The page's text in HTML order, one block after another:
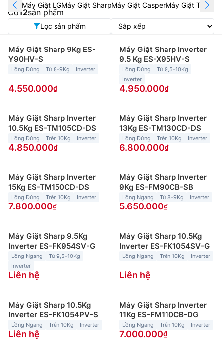
Máy Giặt LGMáy Giặt SharpMáy Giặt CasperMáy Giặt Toshiba
Có 12sản phẩm
Lọc sản phẩm
Máy Giặt Sharp 9Kg ES-
Y90HV-S
Lồng Đứng Từ 8-9Kg Inverter
4.550.000
Máy Giặt Sharp Inverter
9.5 Kg ES-X95HV-S
Lồng Đứng
Từ 9,5-10Kg
Inverter
4.950.000
Máy Giặt Sharp Inverter
10.5Kg ES-TM105CD-DS
Lồng Đứng Trên 10Kg Inverter
4.850.000
Máy Giặt Sharp Inverter
13Kg ES-TM130CD-DS
Lồng Đứng Trên 10Kg Inverter
6.800.000
Máy Giặt Sharp Inverter
15Kg ES-TM150CD-DS
Lồng Đứng Trên 10Kg Inverter
7.800.000
Máy Giặt Sharp Inverter
9Kg ES-FM90CB-SB
Lồng Ngang Từ 8-9Kg Inverter
5.650.000
Máy Giặt Sharp 9.5Kg
Inverter ES-FK954SV-G
Lồng Ngang
Từ 9,5-10Kg
Inverter
Liên hệ
Máy Giặt Sharp 10.5Kg
Inverter ES-FK1054SV-G
Lồng Ngang Trên 10Kg Inverter
Liên hệ
Máy Giặt Sharp 10.5Kg
Inverter ES-FK1054PV-S
Lồng Ngang Trên 10Kg Inverter
Liên hệ
Máy Giặt Sharp Inverter
11Kg ES-FM110CB-DG
Lồng Ngang Trên 10Kg Inverter
7.000.000